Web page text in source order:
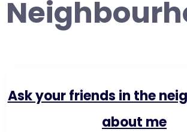
Ask your friends in the
about me